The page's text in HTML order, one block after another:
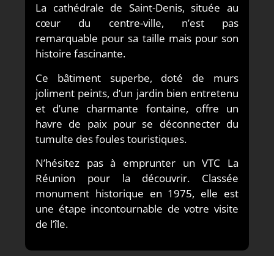
La cathédrale de Saint-Denis, située au
cœur du centre-ville, n’est pas
remarquable pour sa taille mais pour son
histoire fascinante.
Ce bâtiment superbe, doté de murs
joliment peints, d’un jardin bien entretenu
et d’une charmante fontaine, offre un
havre de paix pour se déconnecter du
tumulte des foules touristiques.
N’hésitez pas à emprunter un VTC La
Réunion pour la découvrir. Classée
monument historique en 1975, elle est
une étape incontournable de votre visite
de l’île.